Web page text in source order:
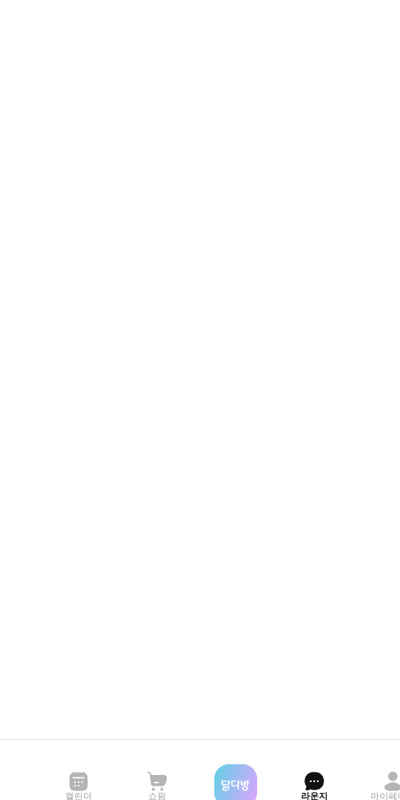
캘린더 쇼핑 라운지 마이페